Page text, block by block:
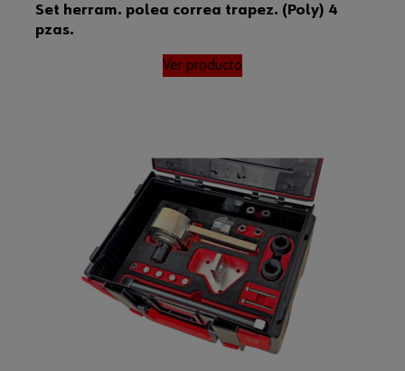
Set herram. polea correa trapez. (Poly) 4
pzas.
Ver producto